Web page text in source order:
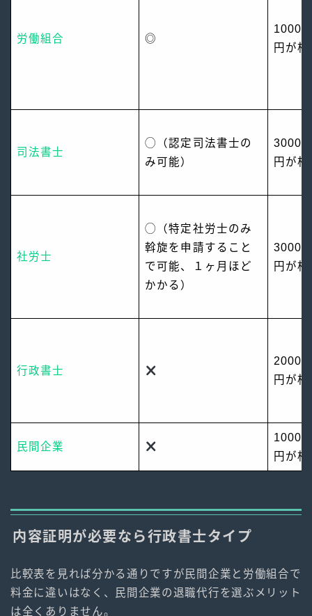
労働組合 ◎
10000
円が相
司法書士
◯（認定司法書士の
み可能）
30000
円が相
社労士
◯（特定社労士のみ
斡旋を申請すること
で可能、１ヶ月ほど
かかる）
30000
円が相
行政書士
20000
円が相
民間企業
10000
円が相
内容証明が必要なら行政書士タイプ
比較表を見れば分かる通りですが民間企業と労働組合で
料金に違いはなく、民間企業の退職代行を選ぶメリット
は全くありません。